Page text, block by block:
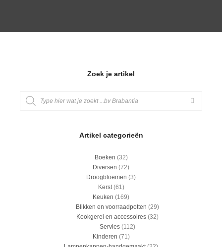
Zoek je artikel
Artikel categorieën
Boeken (32)
Diversen (72)
Droogbloemen (3)
Kerst (61)
Keuken (169)
Blikken en voorraadpotten (29)
Kookgerei en accessoires (32)
Servies (112)
Kinderen (71)